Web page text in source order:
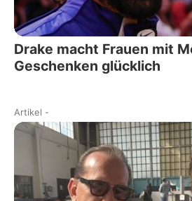
Drake macht Frauen mit
Geschenken glücklich
Artikel -